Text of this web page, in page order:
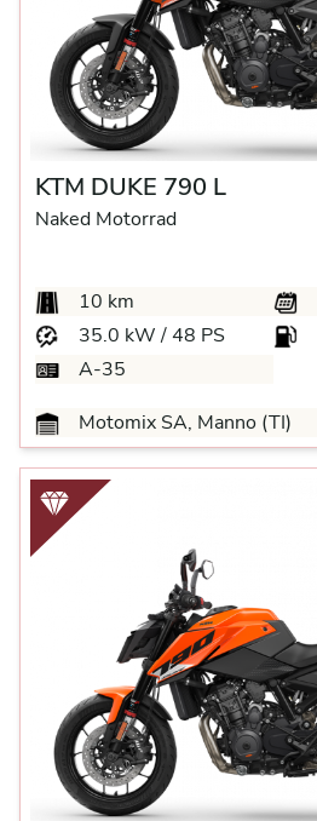
KTM DUKE 790 L
Naked Motorrad
10 km
35.0 kW / 48 PS
A-35
Motomix SA, Manno (TI)